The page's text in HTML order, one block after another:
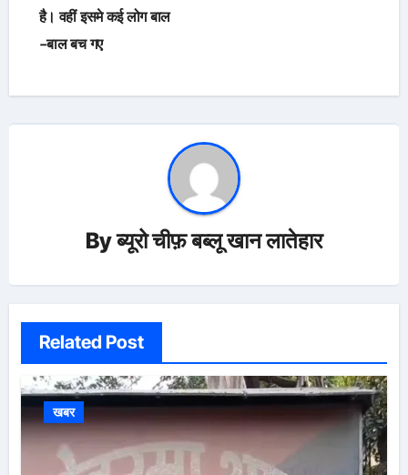
है। वहीं इसमे कई लोग बाल
-बाल बच गए
Byब्यूरो चीफ़ बब्लू खान लातेहार
Related Post
खबर